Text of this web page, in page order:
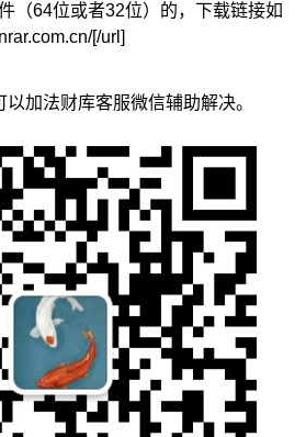
（64位或者32位）的，下载链接如
[/url]
加法财库客服微信辅助解决。